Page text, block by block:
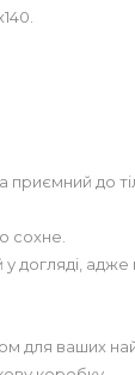
приємний до
сохне.
догляді,
для ваших